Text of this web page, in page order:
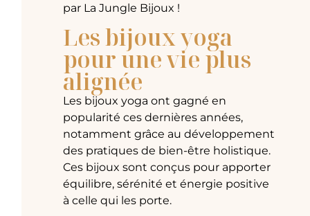
par La Jungle Bijoux !
Les bijoux yoga
pour une vie plus
alignée
Les bijoux yoga ont gagné en
popularité ces dernières années,
notamment grâce au développement
des pratiques de bien-être holistique.
Ces bijoux sont conçus pour apporter
équilibre, sérénité et énergie positive
à celle qui les porte.